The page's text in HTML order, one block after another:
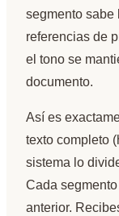
segmento sabe
referencias de
el tono se
documento.
Así es
texto completo
sistema lo
Cada
anterior.